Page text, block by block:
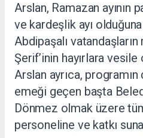
Arslan, Ramazan ayının
ve kardeşlik ayı
Abdipaşalı
Şerif’inin hayırlara
Arslan ayrıca,
emeği geçen başta
Dönmez olmak üzere
personeline ve katkı